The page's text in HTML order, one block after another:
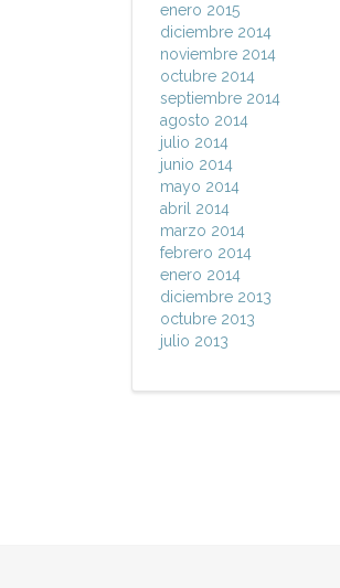
enero 2015
diciembre 2014
noviembre 2014
octubre 2014
septiembre 2014
agosto 2014
julio 2014
junio 2014
mayo 2014
abril 2014
marzo 2014
febrero 2014
enero 2014
diciembre 2013
octubre 2013
julio 2013